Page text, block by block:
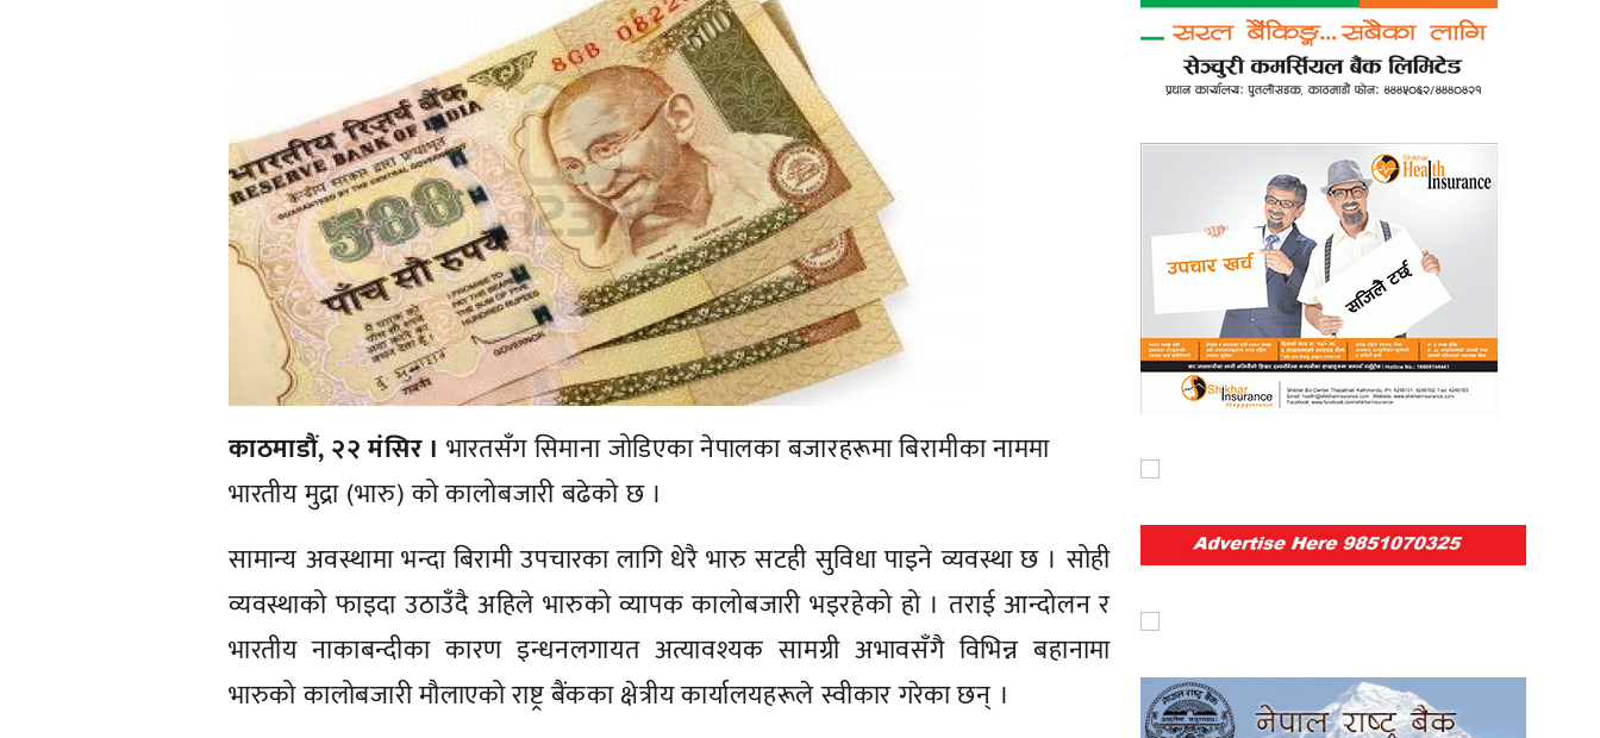
काठमाडौं, २२ मंसिर । भारतसँग सिमाना जोडिएका नेपालका बजारहरूमा बिरामीका नाममा
भारतीय मुद्रा (भारु) को कालोबजारी बढेको छ ।
सामान्य अवस्थामा भन्दा बिरामी उपचारका लागि धेरै भारु सटही सुविधा पाइने व्यवस्था छ । सोही
व्यवस्थाको फाइदा उठाउँदै अहिले भारुको व्यापक कालोबजारी भइरहेको हो । तराई आन्दोलन र
भारतीय नाकाबन्दीका कारण इन्धनलगायत अत्यावश्यक सामग्री अभावसँगै विभिन्न बहानामा
भारुको कालोबजारी मौलाएको राष्ट्र बैंकका क्षेत्रीय कार्यालयहरूले स्वीकार गरेका छन् ।